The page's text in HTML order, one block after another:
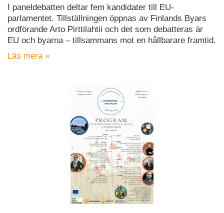
I paneldebatten deltar fem kandidater till EU-
parlamentet. Tillställningen öppnas av Finlands Byars
ordförande Arto Pirttilahtii och det som debatteras är
EU och byarna – tillsammans mot en hållbarare framtid.
Läs mera »